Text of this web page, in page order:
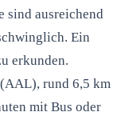
sind ausreichend
Ein
erkunden.
rund 6,5 km
mit Bus oder